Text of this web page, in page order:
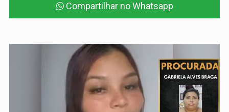
Compartilhar no Whatsapp